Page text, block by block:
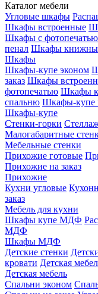
Каталог мебели
Угловые шкафы
Шкафы встроенные
Шкафы с фотопечатью
пенал Шкафы
Шкафы
Шкафы-купе эконом
заказ Шкафы
фотопечатью Шкафы
спальню Шкафы-купе
Шкафы-купе
Стенки-горки
Малогабаритные
Мебельные стенки
Прихожие готовые
Прихожие на заказ
Прихожие
Кухни угловые
заказ
Мебель для кухни
Шкафы купе МДФ
МДФ
Шкафы МДФ
Детские стенки
кровати Детская
Детская мебель
Спальни эконом